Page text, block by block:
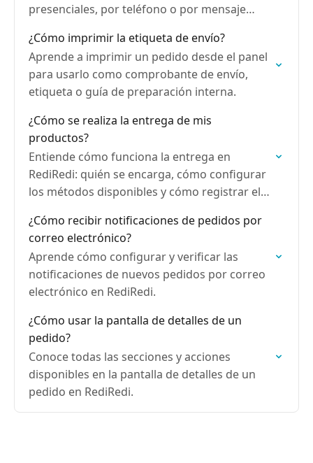
presenciales, por teléfono o por mensaje
¿Cómo imprimir la etiqueta de envío?
Aprende a imprimir un pedido desde el panel
para usarlo como comprobante de envío,
etiqueta o guía de preparación interna.
¿Cómo se realiza la entrega de mis
productos?
Entiende cómo funciona la entrega en
RediRedi: quién se encarga, cómo configurar
los métodos disponibles y cómo registrar el
¿Cómo recibir notificaciones de pedidos por
correo electrónico?
Aprende cómo configurar y verificar las
notificaciones de nuevos pedidos por correo
electrónico en RediRedi.
¿Cómo usar la pantalla de detalles de un
pedido?
Conoce todas las secciones y acciones
disponibles en la pantalla de detalles de un
pedido en RediRedi.